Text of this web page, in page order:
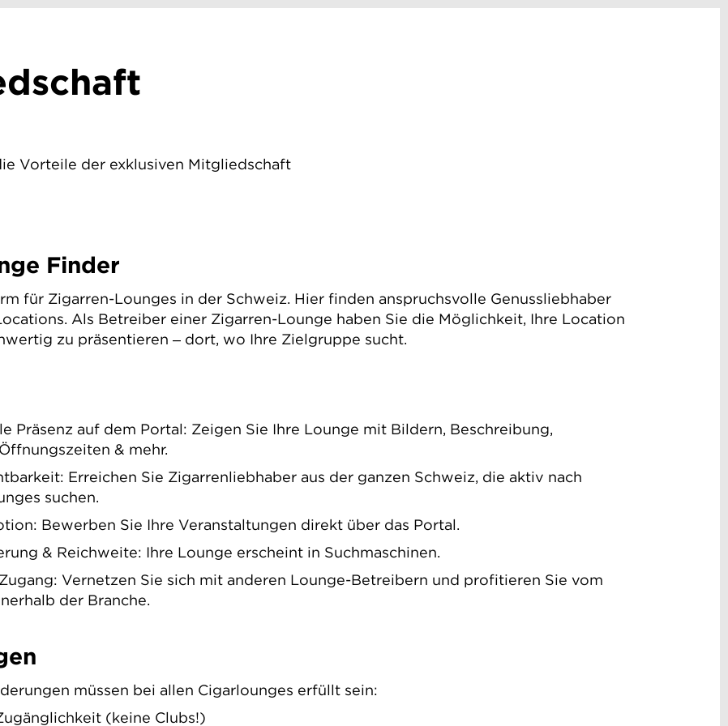
Vorteile der exklusiven Mitgliedschaft
Finder
für Zigarren-Lounges in der Schweiz. Hier finden anspruchsvolle Genussliebhaber
Als Betreiber einer Zigarren-Lounge haben Sie die Möglichkeit, Ihre Location
zu präsentieren – dort, wo Ihre Zielgruppe sucht.
Präsenz auf dem Portal: Zeigen Sie Ihre Lounge mit Bildern, Beschreibung,
& mehr.
Erreichen Sie Zigarrenliebhaber aus der ganzen Schweiz, die aktiv nach
suchen.
Bewerben Sie Ihre Veranstaltungen direkt über das Portal.
& Reichweite: Ihre Lounge erscheint in Suchmaschinen.
Vernetzen Sie sich mit anderen Lounge-Betreibern und profitieren Sie vom
der Branche.
müssen bei allen Cigarlounges erfüllt sein:
(keine Clubs!)